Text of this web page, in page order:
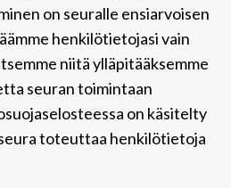
on seuralle ensiarvoisen
henkilötietojasi vain
niitä ylläpitääksemme
seuran toimintaan
on käsitelty
toteuttaa henkilötietoja